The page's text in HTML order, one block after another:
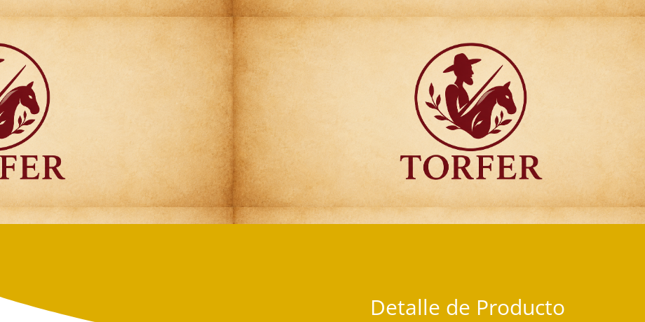
Articulos para Regalo Torfer.
Detalle de Producto